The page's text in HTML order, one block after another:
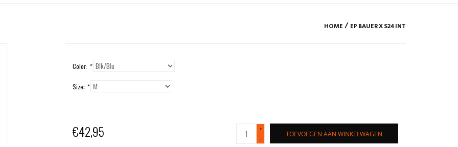
HOME / EP BAUER X S24 INT
Color: *
Size: *
€42,95
+
-
TOEVOEGEN AAN WINKELWAGEN